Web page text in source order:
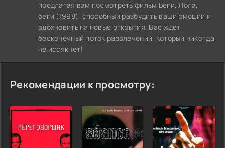
предлагая вам посмотреть фильм Беги, Лола,
беги (1998), способный разбудить ваши эмоции и
вдохновить на новые открытия. Вас ждет
бесконечный поток развлечений, который никогда
не иссякнет!
Рекомендации к просмотру: